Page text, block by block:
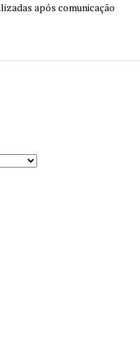
após comunicação